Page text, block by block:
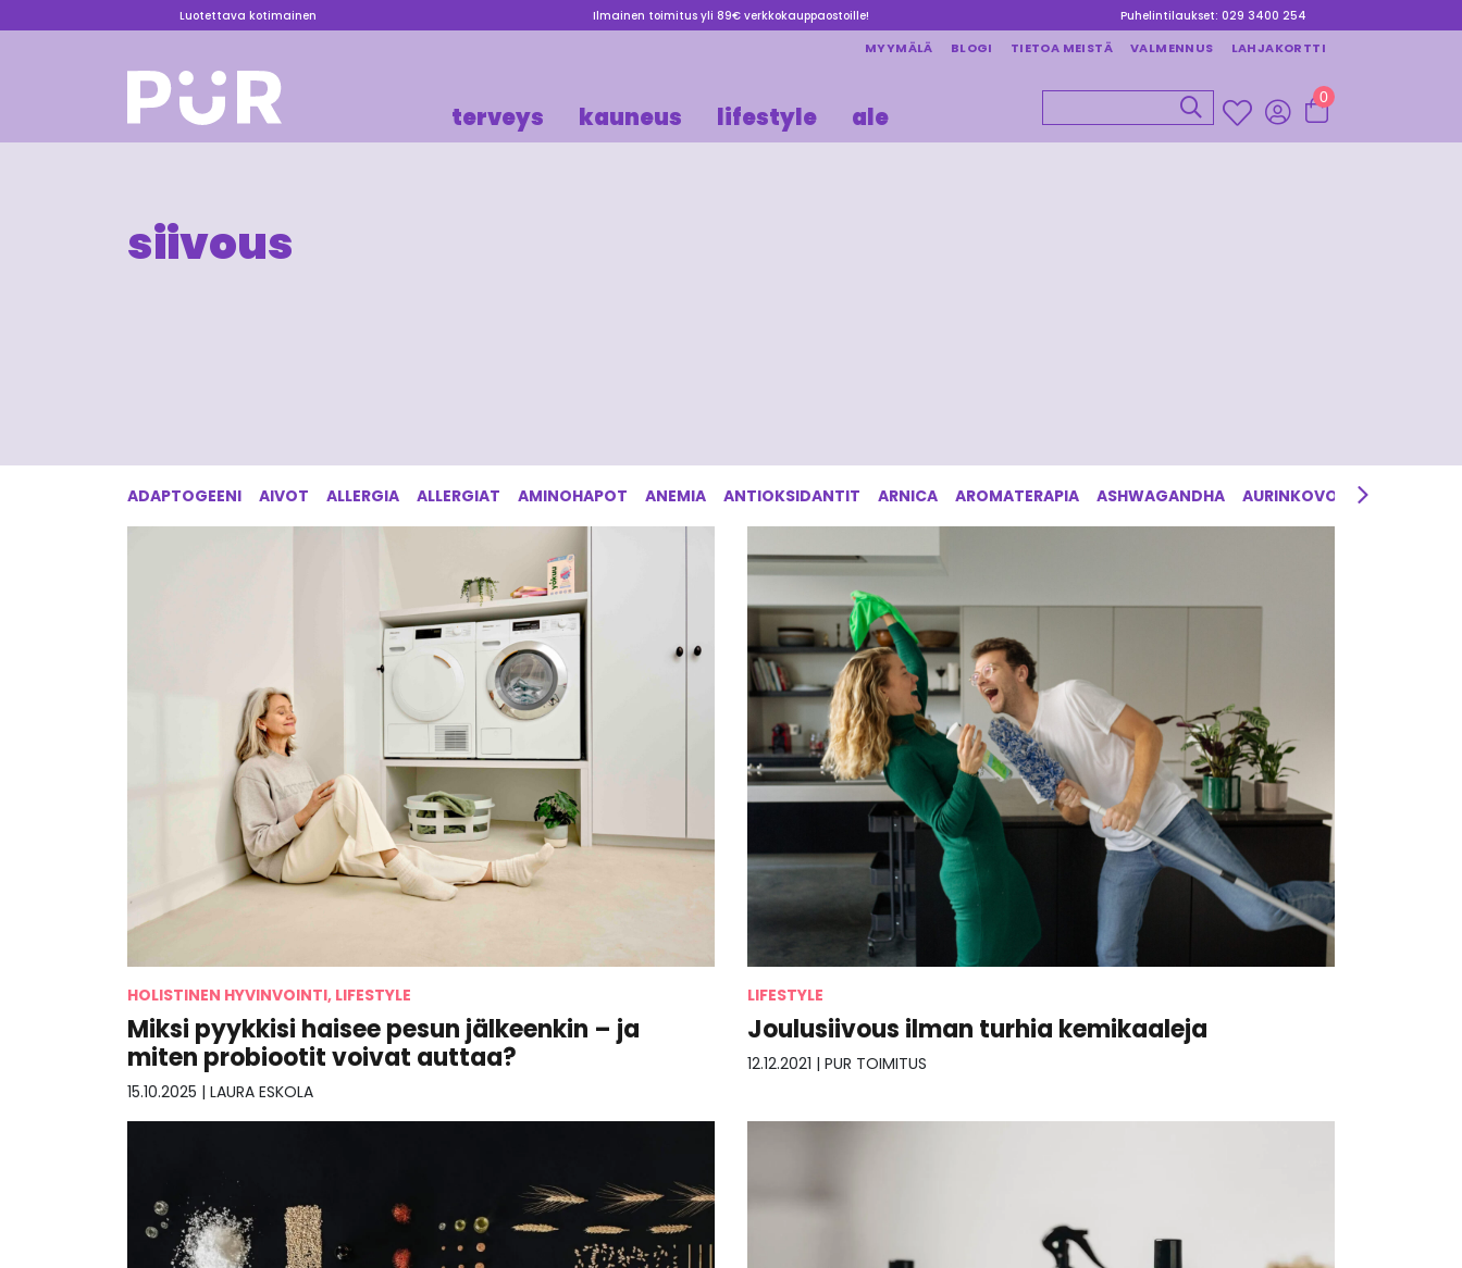
Luotettava kotimainen Ilmainen toimitus yli 89€ verkkokauppaostoille! Puhelintilaukset: 029 3400 254
MYYMÄLÄ BLOGI TIETOA MEISTÄ VALMENNUS LAHJAKORTTI
terveys kauneus lifestyle ale
0
siivous
ADAPTOGEENI AIVOT ALLERGIA ALLERGIAT AMINOHAPOT ANEMIA ANTIOKSIDANTIT ARNICA AROMATERAPIA ASHWAGANDHA AURINKOVOIDE
HOLISTINEN HYVINVOINTI, LIFESTYLE
Miksi pyykkisi haisee pesun jälkeenkin – ja
miten probiootit voivat auttaa?
15.10.2025 | LAURA ESKOLA
LIFESTYLE
Joulusiivous ilman turhia kemikaaleja
12.12.2021 | PUR TOIMITUS